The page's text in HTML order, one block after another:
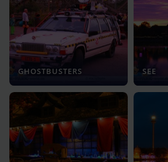
GHOSTBUSTERS SEE